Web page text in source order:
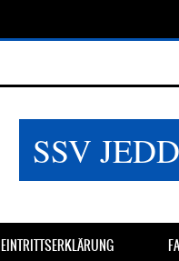
SSV
EINTRITTSERKLÄRUNG